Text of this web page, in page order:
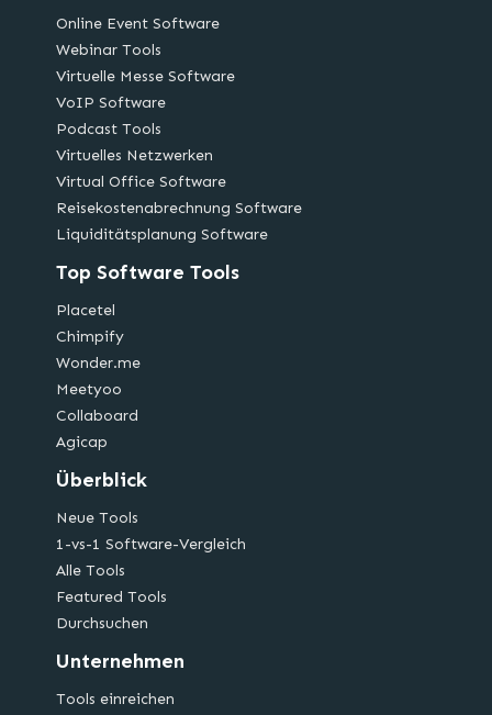
Online Event Software
Webinar Tools
Virtuelle Messe Software
VoIP Software
Podcast Tools
Virtuelles Netzwerken
Virtual Office Software
Reisekostenabrechnung Software
Liquiditätsplanung Software
Top Software Tools
Placetel
Chimpify
Wonder.me
Meetyoo
Collaboard
Agicap
Überblick
Neue Tools
1-vs-1 Software-Vergleich
Alle Tools
Featured Tools
Durchsuchen
Unternehmen
Tools einreichen